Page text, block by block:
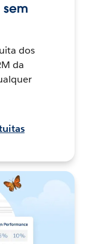
sem
dos
da